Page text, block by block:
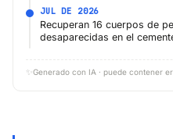
JUL DE 2026
Recuperan 16 cuerpos de
desaparecidas en el
✨ Generado con IA · puede contener